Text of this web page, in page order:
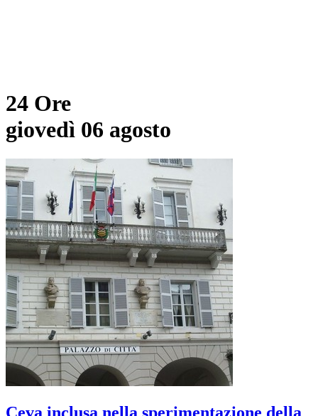
24 Ore
giovedì 06 agosto
Ceva inclusa nella sperimentazione della